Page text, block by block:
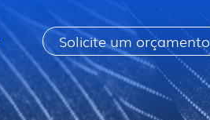
Solicite um orçamento